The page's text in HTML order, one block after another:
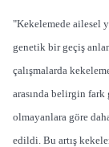
"Kekelemede ailesel
genetik bir geçiş
çalışmalarda
arasında belirgin
olmayanlara göre
edildi. Bu artış